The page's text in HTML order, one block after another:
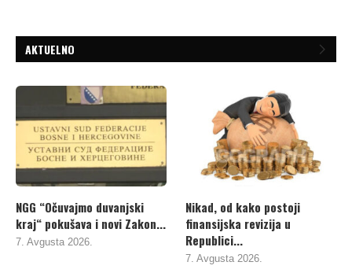
AKTUELNO
NGG “Očuvajmo duvanjski
kraj“ pokušava i novi Zakon...
7. Avgusta 2026.
Nikad, od kako postoji
finansijska revizija u
Republici...
7. Avgusta 2026.